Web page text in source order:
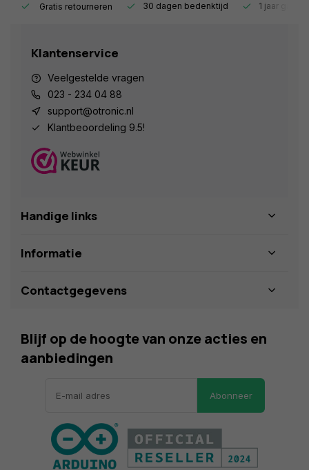
Gratis retourneren 30 dagen bedenktijd 1 jaar
Klantenservice
Veelgestelde vragen
023 - 234 04 88
support@otronic.nl
Klantbeoordeling 9.5!
Handige links
Informatie
Contactgegevens
Blijf op de hoogte van onze acties en
aanbiedingen
Abonneer